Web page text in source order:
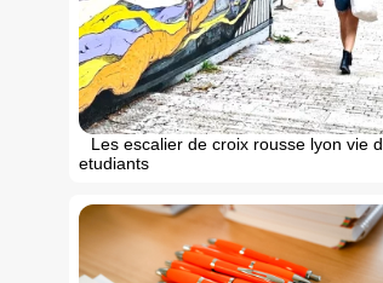
Les escalier de croix rousse lyon vie d
etudiants